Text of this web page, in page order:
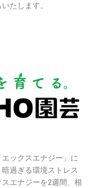
たします。
ックスエナジー」に
過ぎる環境ストレス
エナジーを2週間、根